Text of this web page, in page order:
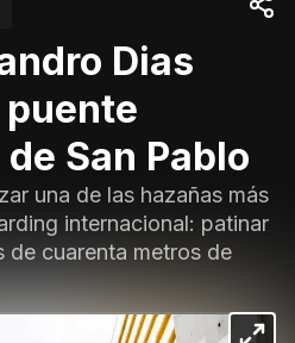
Dias
San Pablo
una de las hazañas más
internacional: patinar
de cuarenta metros de